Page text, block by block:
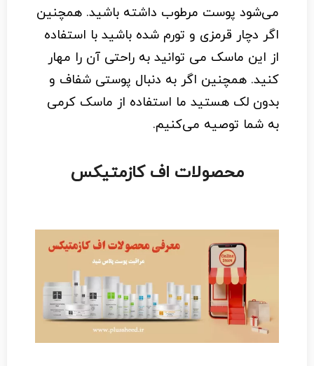
می‌شود پوست مرطوب داشته باشید. همچنین
اگر دچار قرمزی و تورم شده باشید با استفاده
از این ماسک می توانید به راحتی آن را مهار
کنید. همچنین اگر به دنبال پوستی شفاف و
بدون لک هستید ما استفاده از ماسک کرمی
به شما توصیه می‌کنیم.
محصولات اف کازمتیکس